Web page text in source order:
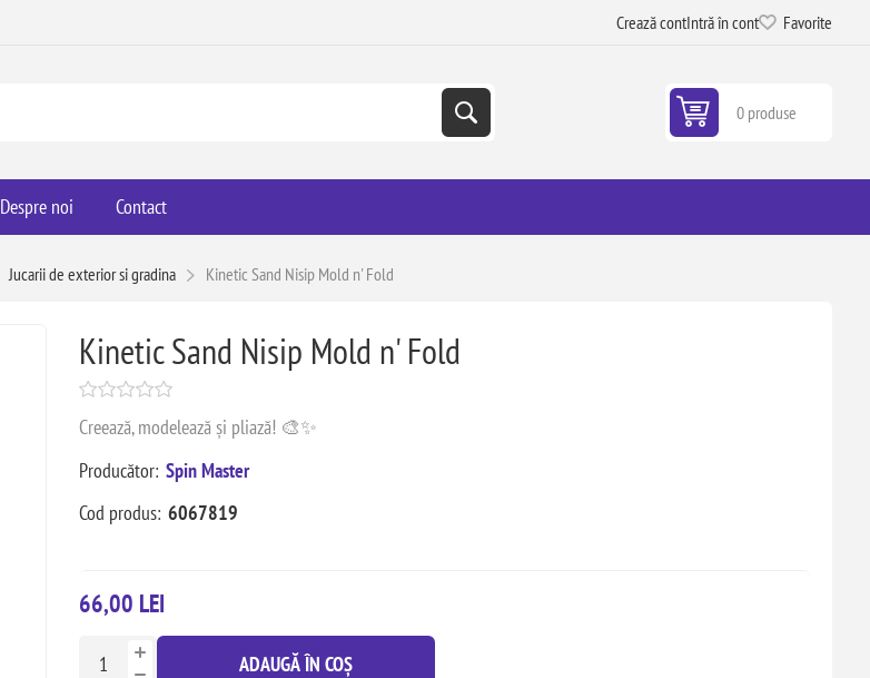
Crează contIntră în cont Favorite
0 produse
Despre noi Contact
Jucarii de exterior si gradina Kinetic Sand Nisip Mold n' Fold
Kinetic Sand Nisip Mold n' Fold
Creează, modelează și pliază! 🎨✨
Producător: Spin Master
Cod produs: 6067819
66,00 LEI
ADAUGĂ ÎN COȘ